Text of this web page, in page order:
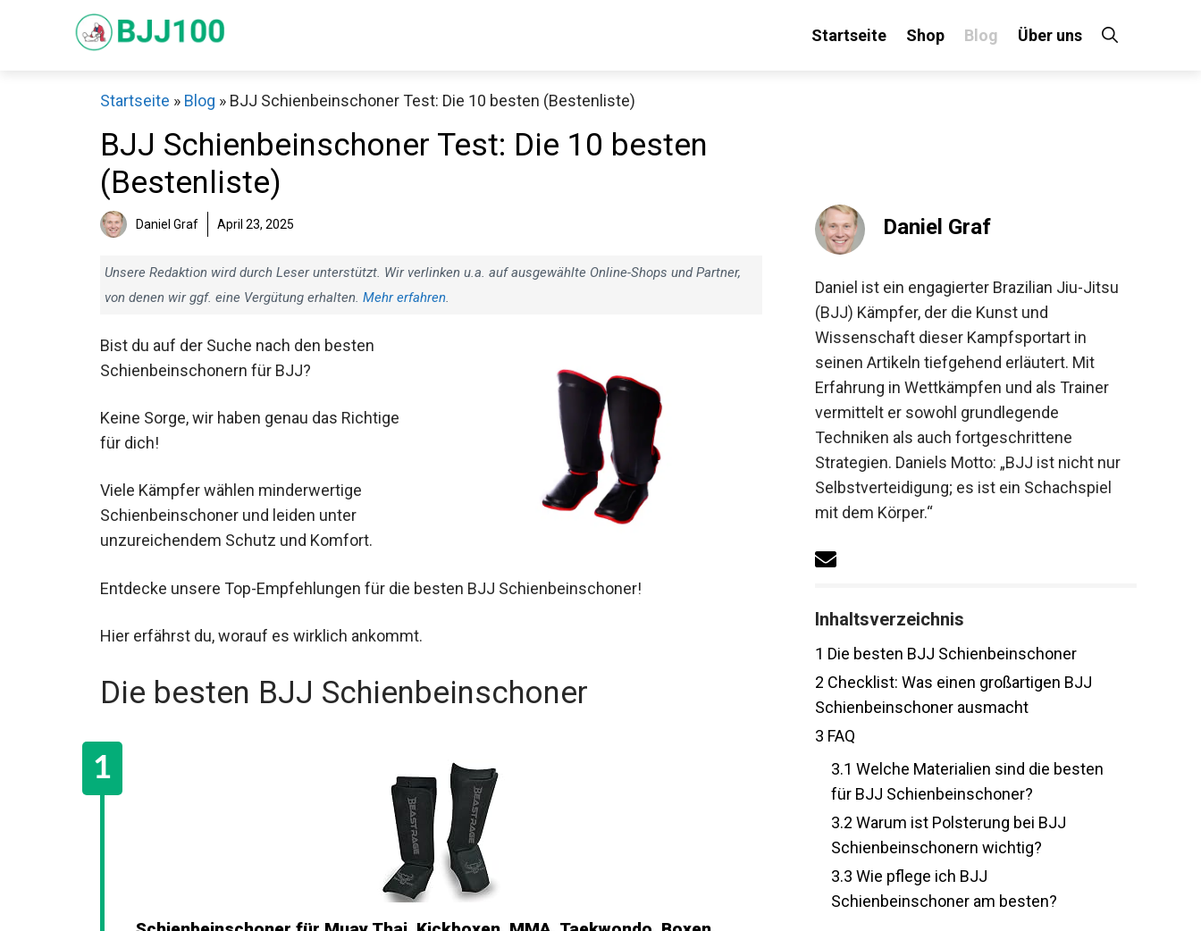
Startseite Shop Blog Über uns
Startseite » Blog » BJJ Schienbeinschoner Test: Die 10 besten (Bestenliste)
BJJ Schienbeinschoner Test: Die 10 besten
(Bestenliste)
Daniel Graf April 23, 2025
Unsere Redaktion wird durch Leser unterstützt. Wir verlinken u.a. auf ausgewählte Online-Shops und Partner,
von denen wir ggf. eine Vergütung erhalten. Mehr erfahren.
Bist du auf der Suche nach den besten
Schienbeinschonern für BJJ?
Keine Sorge, wir haben genau das Richtige
für dich!
Viele Kämpfer wählen minderwertige
Schienbeinschoner und leiden unter
unzureichendem Schutz und Komfort.
Entdecke unsere Top-Empfehlungen für die besten BJJ Schienbeinschoner!
Hier erfährst du, worauf es wirklich ankommt.
Die besten BJJ Schienbeinschoner
Daniel Graf
Daniel ist ein engagierter Brazilian Jiu-Jitsu
(BJJ) Kämpfer, der die Kunst und
Wissenschaft dieser Kampfsportart in
seinen Artikeln tiefgehend erläutert. Mit
Erfahrung in Wettkämpfen und als Trainer
vermittelt er sowohl grundlegende
Techniken als auch fortgeschrittene
Strategien. Daniels Motto: „BJJ ist nicht nur
Selbstverteidigung; es ist ein Schachspiel
mit dem Körper.“
Inhaltsverzeichnis
Die besten BJJ Schienbeinschoner
Checklist: Was einen großartigen BJJ
Schienbeinschoner ausmacht
FAQ
3.1Welche Materialien sind die besten
für BJJ Schienbeinschoner?
3.2Warum ist Polsterung bei BJJ
Schienbeinschonern wichtig?
3.3Wie pflege ich BJJ
Schienbeinschoner am besten?
Decathlon Sale
Schaue dir jetzt die meistverkauften Produkte im Sale bei Decathlon an!
Jetzt anschauen